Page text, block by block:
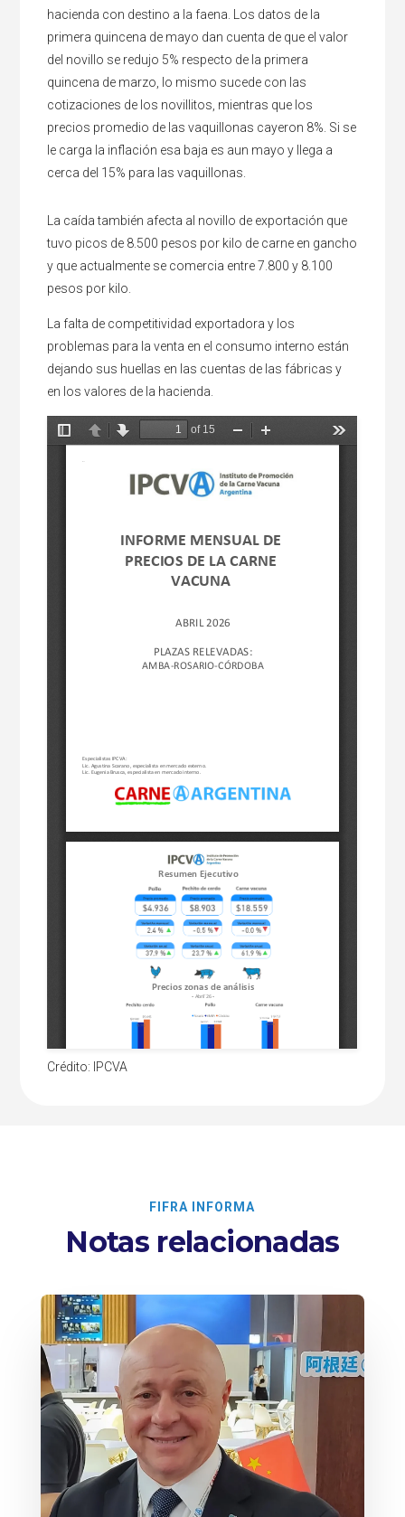
hacienda con destino a la faena. Los datos de la
primera quincena de mayo dan cuenta de que el valor
del novillo se redujo 5% respecto de la primera
quincena de marzo, lo mismo sucede con las
cotizaciones de los novillitos, mientras que los
precios promedio de las vaquillonas cayeron 8%. Si se
le carga la inflación esa baja es aun mayo y llega a
cerca del 15% para las vaquillonas.
La caída también afecta al novillo de exportación que
tuvo picos de 8.500 pesos por kilo de carne en gancho
y que actualmente se comercia entre 7.800 y 8.100
pesos por kilo.
La falta de competitividad exportadora y los
problemas para la venta en el consumo interno están
dejando sus huellas en las cuentas de las fábricas y
en los valores de la hacienda.
Crédito: IPCVA
FIFRA INFORMA
Notas relacionadas